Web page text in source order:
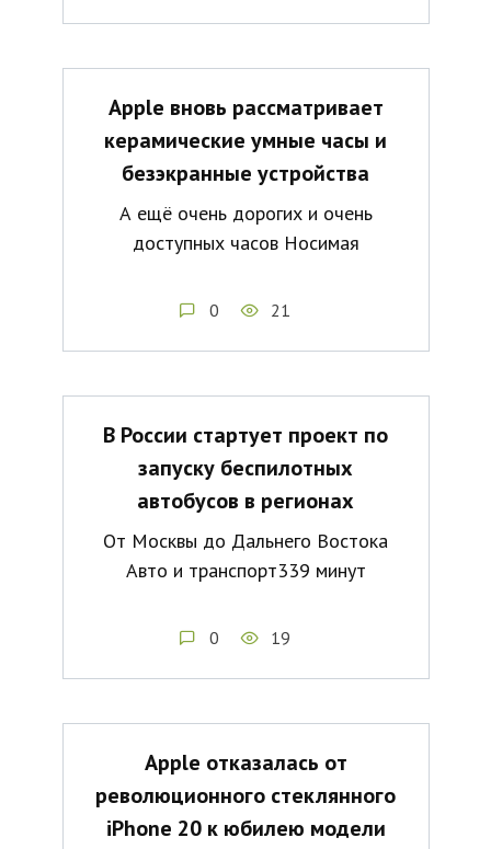
Apple вновь рассматривает
керамические умные часы и
безэкранные устройства
А ещё очень дорогих и очень
доступных часов Носимая
0 21
В России стартует проект по
запуску беспилотных
автобусов в регионах
От Москвы до Дальнего Востока
Авто и транспорт339 минут
0 19
Apple отказалась от
революционного стеклянного
iPhone 20 к юбилею модели